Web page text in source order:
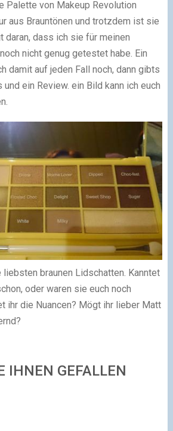
Palette von Makeup Revolution
aus Brauntönen und trotzdem ist sie
daran, dass ich sie für meinen
nicht genug getestet habe. Ein
damit auf jeden Fall noch, dann gibts
ein Review. ein Bild kann ich euch
braunen Lidschatten. Kanntet
oder waren sie euch noch
ihr die Nuancen? Mögt ihr lieber Matt
IHNEN GEFALLEN